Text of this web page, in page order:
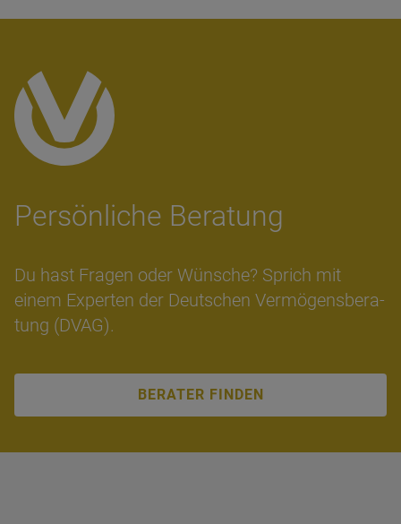
Per­sön­li­che Bera­tung
Du hast Fra­gen oder Wün­sche? Sprich mit
einem Ex­per­ten der Deut­schen Ver­mö­gens­be­ra­
tung (DVAG).
BERATER FINDEN